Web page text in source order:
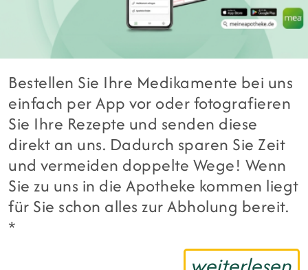
Bestellen Sie Ihre Medikamente bei uns
einfach per App vor oder fotografieren
Sie Ihre Rezepte und senden diese
direkt an uns. Dadurch sparen Sie Zeit
und vermeiden doppelte Wege! Wenn
Sie zu uns in die Apotheke kommen liegt
für Sie schon alles zur Abholung bereit.
*